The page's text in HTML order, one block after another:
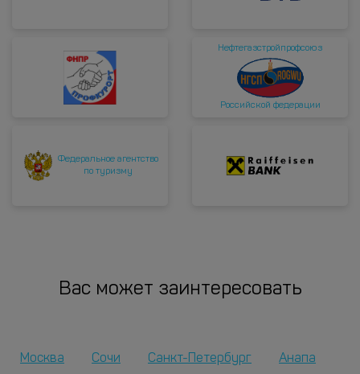
Нефтегазстройпрофсоюз
Российской федерации
Федеральное агентство
по туризму
Вас может заинтересовать
Москва Сочи Санкт-Петербург
Анапа